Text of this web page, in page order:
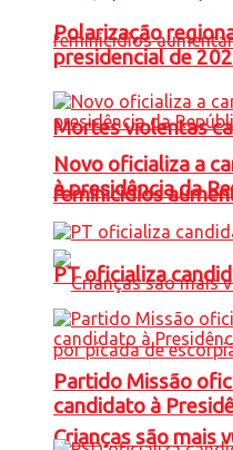
Mortes violentas
feminicídios
Crianças são mais
Polarização
presidencial de
Novo oficializa a
à presidência da
PT oficializa
Partido Missão
candidato à